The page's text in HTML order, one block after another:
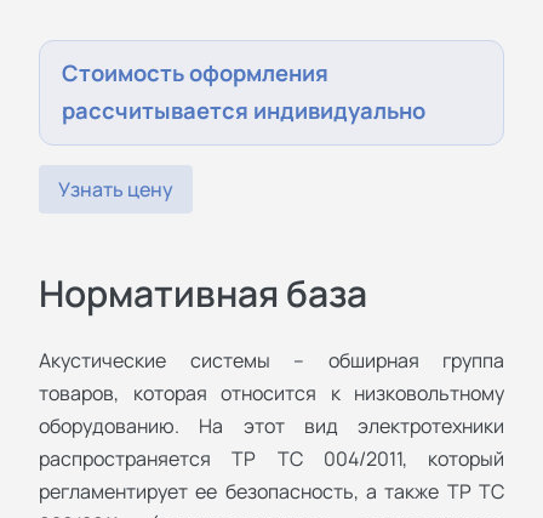
Стоимость оформления
рассчитывается индивидуально
Узнать цену
Нормативная база
Акустические системы – обширная группа
товаров, которая относится к низковольтному
оборудованию. На этот вид электротехники
распространяется ТР ТС 004/2011, который
регламентирует ее безопасность, а также ТР ТС